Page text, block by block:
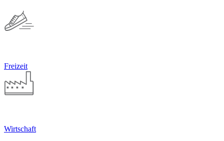
Freizeit
Wirtschaft